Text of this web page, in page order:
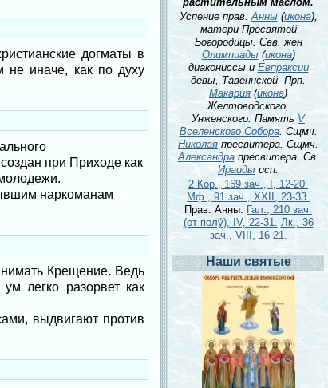
догматы в
не иначе, как по духу
при Приходе как
наркоманам
Крещение. Ведь
легко разорвет как
выдвигают против
Успение прав.Анны(икона),
матери Пресвятой
Богородицы. Свв. жен
Олимпиады(икона)
диакониссы и Евпраксии
девы, Тавеннской. Прп.
Макария (икона)
Желтоводского,
Унженского. Память V
Вселенского Собора. Сщмч.
Николая пресвитера. Сщмч.
Александрапресвитера. Св.
Ираиды исп.
2 Кор., 169 зач., I, 12-20.
Мф., 91 зач., XXII, 23-33.
Прав. Анны: Гал., 210 зач.
(от полу́), IV, 22-31. Лк., 36
зач., VIII, 16-21.
Наши святые